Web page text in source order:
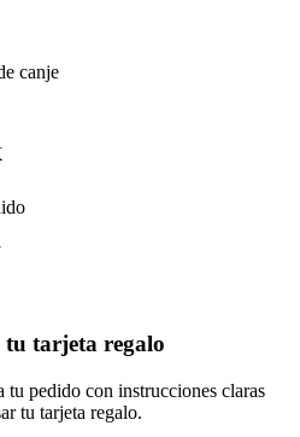
canje
tu tarjeta regalo
tu pedido con instrucciones claras
tu tarjeta regalo.